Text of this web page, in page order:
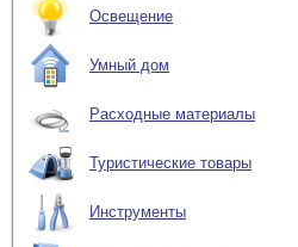
Освещение
Умный дом
Расходные материалы
Туристические товары
Инструменты